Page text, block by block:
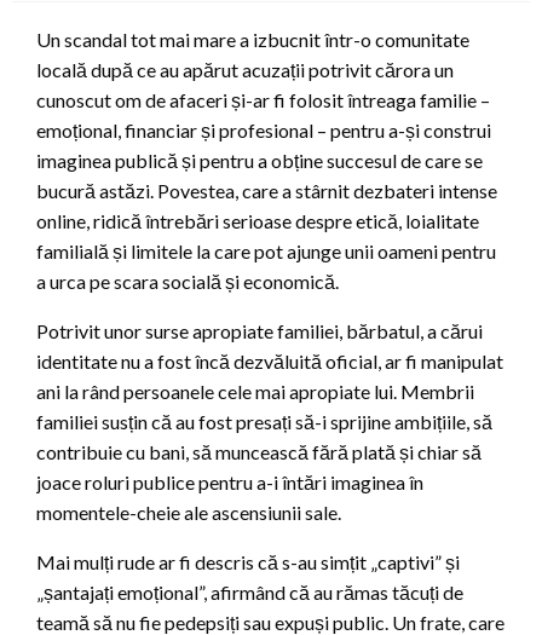
Un scandal tot mai mare a izbucnit într-o comunitate
locală după ce au apărut acuzații potrivit cărora un
cunoscut om de afaceri și-ar fi folosit întreaga familie –
emoțional, financiar și profesional – pentru a-și construi
imaginea publică și pentru a obține succesul de care se
bucură astăzi. Povestea, care a stârnit dezbateri intense
online, ridică întrebări serioase despre etică, loialitate
familială și limitele la care pot ajunge unii oameni pentru
a urca pe scara socială și economică.
Potrivit unor surse apropiate familiei, bărbatul, a cărui
identitate nu a fost încă dezvăluită oficial, ar fi manipulat
ani la rând persoanele cele mai apropiate lui. Membrii
familiei susțin că au fost presați să-i sprijine ambițiile, să
contribuie cu bani, să muncească fără plată și chiar să
joace roluri publice pentru a-i întări imaginea în
momentele-cheie ale ascensiunii sale.
Mai mulți rude ar fi descris că s-au simțit „captivi” și
„șantajați emoțional”, afirmând că au rămas tăcuți de
teamă să nu fie pedepsiți sau expuși public. Un frate, care